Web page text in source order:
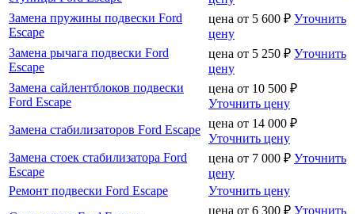
Замена пружины подвески Ford
Escape
цена от 5 600 ₽ Уточнить
цену
Замена рычага подвески Ford
Escape
цена от 5 250 ₽ Уточнить
цену
Замена сайлентблоков подвески
Ford Escape
цена от 10 500 ₽
Уточнить цену
Замена стабилизаторов Ford Escape цена от 14 000 ₽
Уточнить цену
Замена стоек стабилизатора Ford
Escape
цена от 7 000 ₽ Уточнить
цену
Ремонт подвески Ford Escape
Уточнить цену
цена от 6 300 ₽ Уточнить